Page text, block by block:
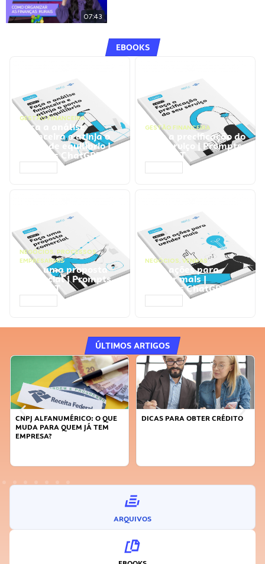
07:43
EBOOKS
GESTÃO FINANCEIRA
Faça a análise
financeira e atinja o
ponto de equilíbrio |
Prompts ChatGPT
GESTÃO FINANCEIRA
Faça a precificação do
seu serviço | Prompts
ChatGPT
NEGÓCIOS, PROCESSOS
EMPRESARIAIS
Faça uma proposta
comercial | Prompts
ChatGPT
NEGÓCIOS, VENDAS
Faça ações para
vender mais |
Prompts ChatGPT
ÚLTIMOS ARTIGOS
ALFANUMÉRICO: O QUE
PARA QUEM JÁ TEM
DICAS PARA OBTER CRÉDITO
ARQUIVOS